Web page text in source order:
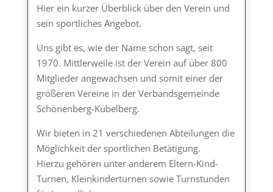
Hier ein kurzer Überblick über den Verein und
sein sportliches Angebot.
Uns gibt es, wie der Name schon sagt, seit
1970. Mittlerweile ist der Verein auf über 800
Mitglieder angewachsen und somit einer der
größeren Vereine in der Verbandsgemeinde
Schönenberg-Kübelberg.
Wir bieten in 21 verschiedenen Abteilungen die
Möglichkeit der sportlichen Betätigung.
Hierzu gehören unter anderem Eltern-Kind-
Turnen, Kleinkinderturnen sowie Turnstunden